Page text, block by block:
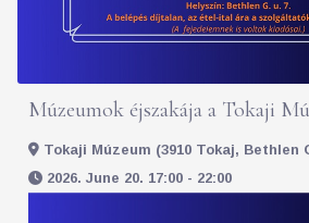
Múzeumok éjszakája a Tokaji
Tokaji Múzeum (3910 Tokaj, Bethlen
2026. June 20. 17:00 - 22:00